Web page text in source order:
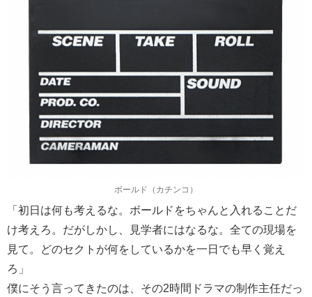
ボールド（カチンコ）
「初日は何も考えるな。ボールドをちゃんと入れることだ
け考えろ。だがしかし、見学者にはなるな。全ての現場を
見て。どのセクトが何をしているかを一日でも早く覚え
ろ」
僕にそう言ってきたのは、その2時間ドラマの制作主任だっ